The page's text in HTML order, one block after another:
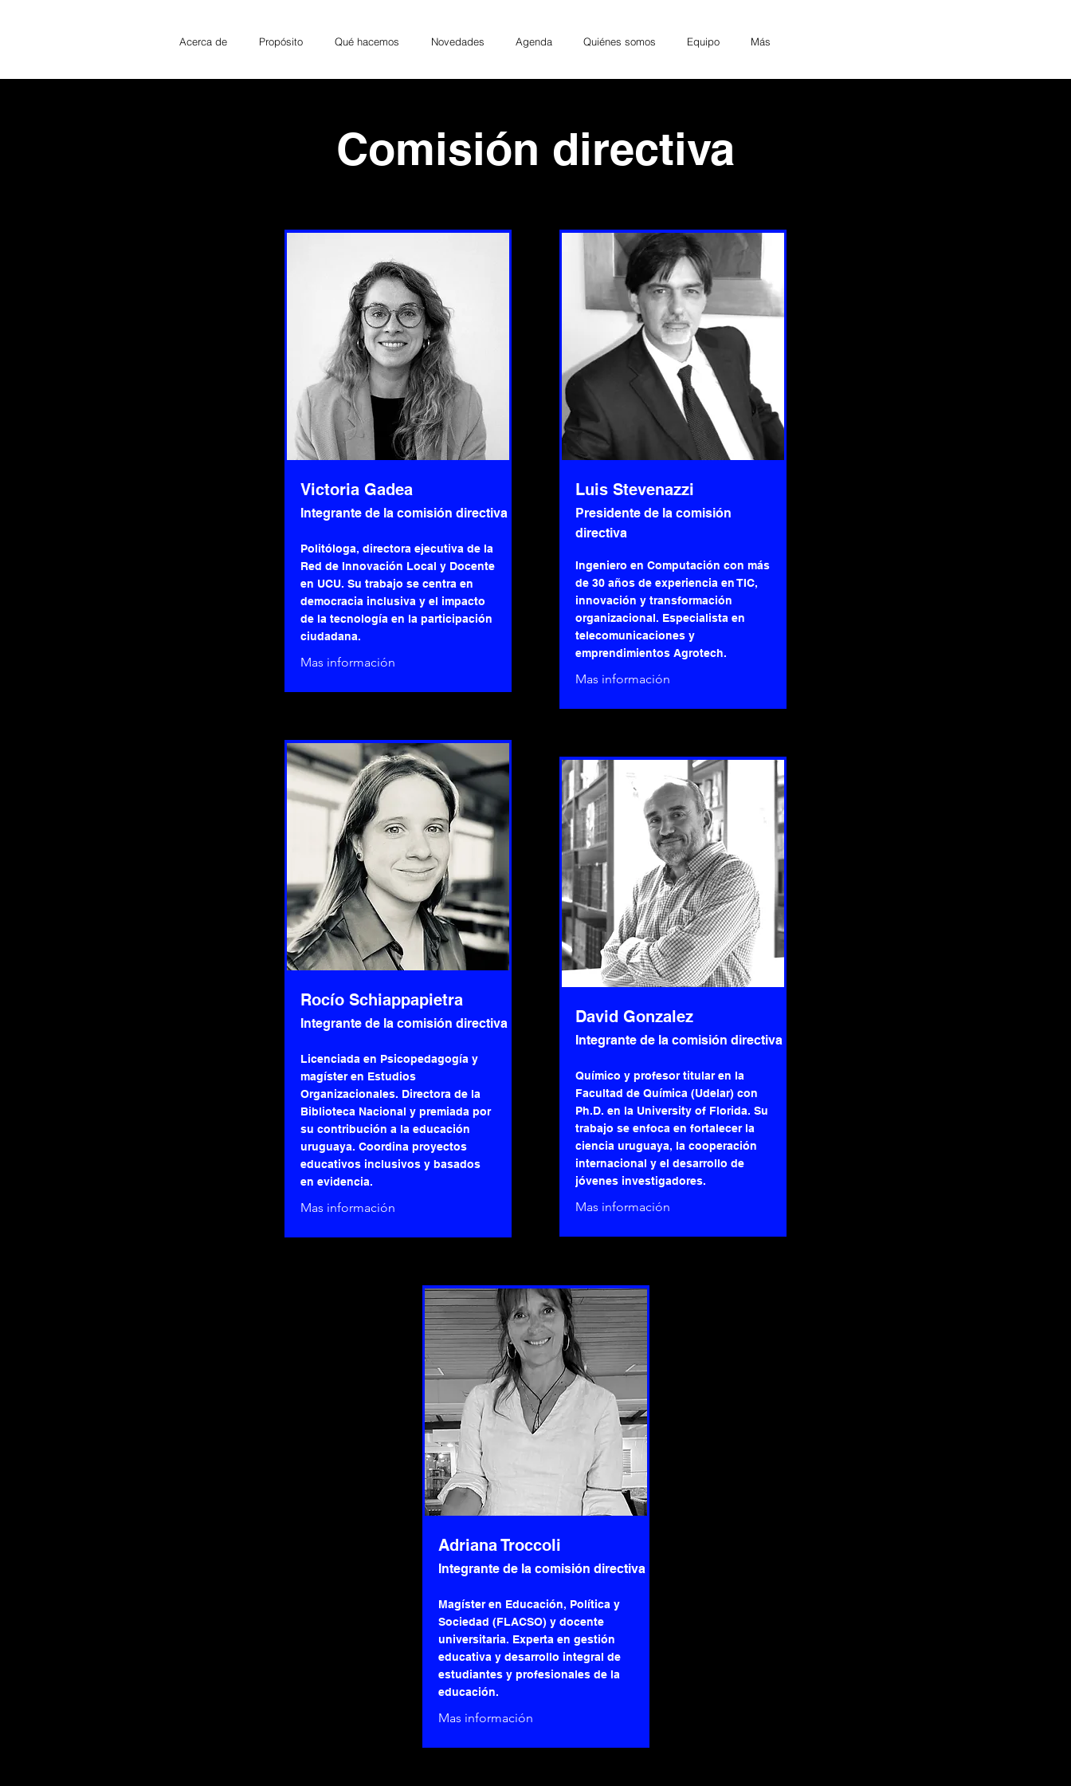
Acerca de Propósito Qué hacemos Novedades Agenda Quiénes somos Equipo Más
Comisión directiva
Victoria Gadea
Integrante de la comisión directiva
Politóloga, directora ejecutiva de la
Red de Innovación Local y Docente
en UCU. Su trabajo se centra en
democracia inclusiva y el impacto
de la tecnología en la participación
ciudadana.
Mas información
Rocío Schiappapietra
Integrante de la comisión directiva
Licenciada en Psicopedagogía y
magíster en Estudios
Organizacionales. Directora de la
Biblioteca Nacional y premiada por
su contribución a la educación
uruguaya. Coordina proyectos
educativos inclusivos y basados
en evidencia.
Mas información
Luis Stevenazzi
Presidente de la comisión
directiva
Ingeniero en Computación con más
de 30 años de experiencia en TIC,
innovación y transformación
organizacional. Especialista en
telecomunicaciones y
emprendimientos Agrotech.
Mas información
David Gonzalez​
Integrante de la comisión directiva
Químico y profesor titular en la
Facultad de Química (Udelar) con
Ph.D. en la University of Florida. Su
trabajo se enfoca en fortalecer la
ciencia uruguaya, la cooperación
internacional y el desarrollo de
jóvenes investigadores.
Mas información
Adriana Troccoli
Integrante de la comisión directiva
Magíster en Educación, Política y
Sociedad (FLACSO) y docente
universitaria. Experta en gestión
educativa y desarrollo integral de
estudiantes y profesionales de la
educación.
Mas información